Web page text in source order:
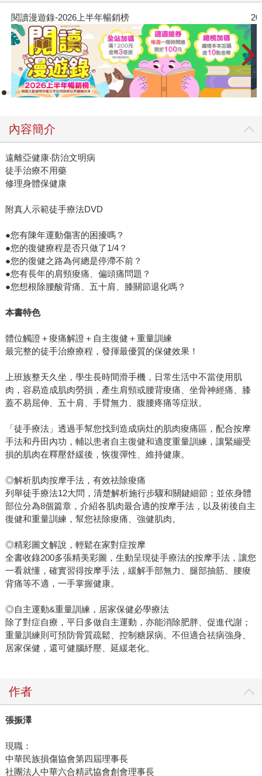
閱讀漫遊錄-2026上半年暢銷榜
內容簡介
遠離亞健康‧防治文明病
徒手治療不用藥
修理身體保健康
附真人示範徒手療法DVD
●您有陳年運動傷害的困擾嗎？
●您的復健療程是否只做了1/4？
●您的復健之路為何總是停滯不前？
●您有長年的肩頸痠痛、偏頭痛問題？
●您想根除腰酸背痛、五十肩、膝關節退化嗎？
本書特色
體位觸證＋痠痛解證＋自主復健＋重量訓練
最完整的徒手治療療程，發揮最優質的保健效果！
上班族整天久坐，學生長時間滑手機，日常生活中不當使用肌
肉，容易造成肌肉勞損，產生肩頸或腰背痠痛、坐骨神經痛、膝
蓋不易屈伸、五十肩、手臂無力、腹腰疼痛等症狀。
「徒手療法」透過手幫您找到造成病灶的肌肉痠痛區，配合按摩
手法和丹田內功，輔以患者自主復健和適度重量訓練，讓緊繃受
損的肌肉在釋壓舒緩後，恢復彈性、維持健康。
◎解析肌肉按摩手法，有效祛除痠痛
列舉徒手療法12大問，清楚解析施行步驟和關鍵細節；並依身體
部位分為8個篇章，介紹各肌肉最合適的按摩手法，以及術後自主
復健和重量訓練，幫您祛除痠痛、強健肌肉。
◎精彩圖文解說，輕鬆在家對症按摩
全書收錄200多張精美彩圖，生動呈現徒手療法的按摩手法，讓您
一看就懂，確實習得按摩手法，緩解手部無力、腿部抽筋、腰痠
背痛等不適，一手掌握健康。
◎自主運動&重量訓練，居家保健必學療法
除了對症自療，平日多做自主運動，亦能消除肥胖、促進代謝；
重量訓練則可預防骨質疏鬆、控制糖尿病。不但適合祛病強身、
居家保健，還可健腦紓壓、延緩老化。
作者
張振澤
現職：
中華民族損傷協會第四屆理事長
社團法人中華六合精武協會創會理事長